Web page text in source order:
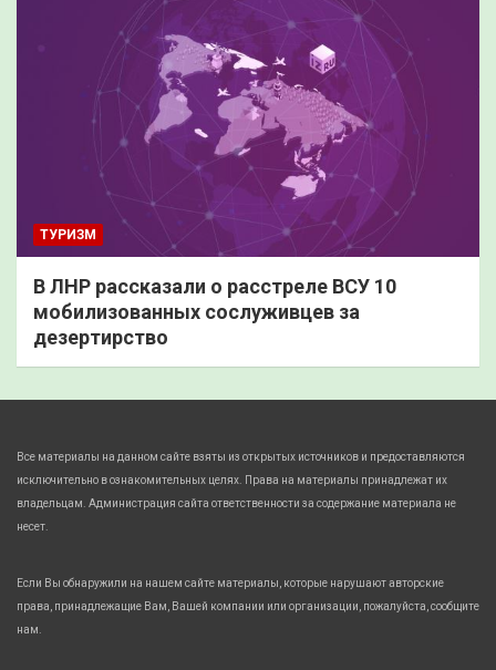
ТУРИЗМ
В ЛНР рассказали о расстреле ВСУ 10
мобилизованных сослуживцев за
дезертирство
Все материалы на данном сайте взяты из открытых источников и предоставляются
исключительно в ознакомительных целях. Права на материалы принадлежат их
владельцам. Администрация сайта ответственности за содержание материала не
несет.
Если Вы обнаружили на нашем сайте материалы, которые нарушают авторские
права, принадлежащие Вам, Вашей компании или организации, пожалуйста, сообщите
нам.